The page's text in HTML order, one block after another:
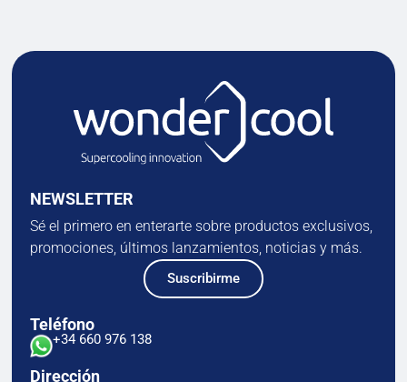
Teléfono
+34 660 976 138
Dirección
NEWSLETTER
Sé el primero en enterarte sobre productos exclusivos,
promociones, últimos lanzamientos, noticias y más.
Suscribirme